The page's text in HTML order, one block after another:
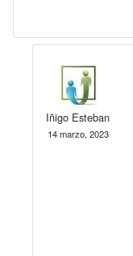
Iñigo Esteban
14 marzo, 2023